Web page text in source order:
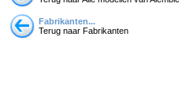
Fabrikanten...
Terug naar Fabrikanten